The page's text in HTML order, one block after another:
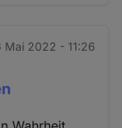
Mai 2022 - 11:26